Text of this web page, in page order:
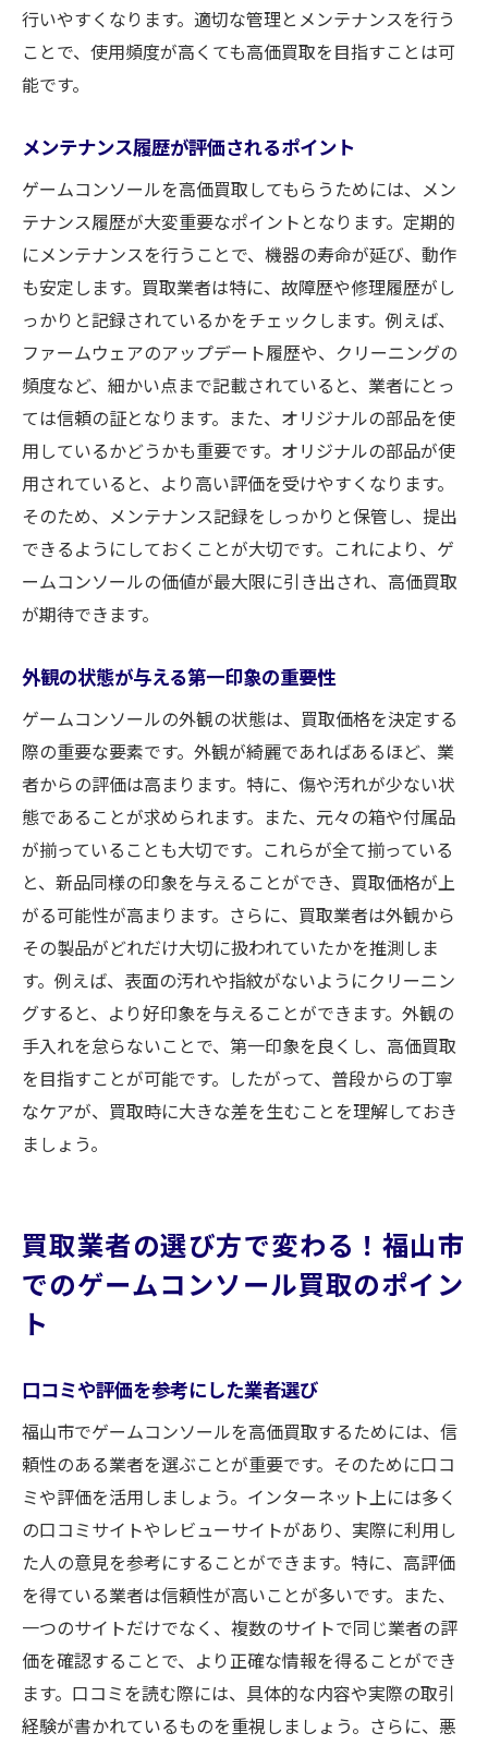
行いやすくなります。適切な管理とメンテナンスを行う
ことで、使用頻度が高くても高価買取を目指すことは可
能です。
メンテナンス履歴が評価されるポイント
ゲームコンソールを高価買取してもらうためには、メン
テナンス履歴が大変重要なポイントとなります。定期的
にメンテナンスを行うことで、機器の寿命が延び、動作
も安定します。買取業者は特に、故障歴や修理履歴がし
っかりと記録されているかをチェックします。例えば、
ファームウェアのアップデート履歴や、クリーニングの
頻度など、細かい点まで記載されていると、業者にとっ
ては信頼の証となります。また、オリジナルの部品を使
用しているかどうかも重要です。オリジナルの部品が使
用されていると、より高い評価を受けやすくなります。
そのため、メンテナンス記録をしっかりと保管し、提出
できるようにしておくことが大切です。これにより、ゲ
ームコンソールの価値が最大限に引き出され、高価買取
が期待できます。
外観の状態が与える第一印象の重要性
ゲームコンソールの外観の状態は、買取価格を決定する
際の重要な要素です。外観が綺麗であればあるほど、業
者からの評価は高まります。特に、傷や汚れが少ない状
態であることが求められます。また、元々の箱や付属品
が揃っていることも大切です。これらが全て揃っている
と、新品同様の印象を与えることができ、買取価格が上
がる可能性が高まります。さらに、買取業者は外観から
その製品がどれだけ大切に扱われていたかを推測しま
す。例えば、表面の汚れや指紋がないようにクリーニン
グすると、より好印象を与えることができます。外観の
手入れを怠らないことで、第一印象を良くし、高価買取
を目指すことが可能です。したがって、普段からの丁寧
なケアが、買取時に大きな差を生むことを理解しておき
ましょう。
買取業者の選び方で変わる！福山市
でのゲームコンソール買取のポイン
ト
口コミや評価を参考にした業者選び
福山市でゲームコンソールを高価買取するためには、信
頼性のある業者を選ぶことが重要です。そのために口コ
ミや評価を活用しましょう。インターネット上には多く
の口コミサイトやレビューサイトがあり、実際に利用し
た人の意見を参考にすることができます。特に、高評価
を得ている業者は信頼性が高いことが多いです。また、
一つのサイトだけでなく、複数のサイトで同じ業者の評
価を確認することで、より正確な情報を得ることができ
ます。口コミを読む際には、具体的な内容や実際の取引
経験が書かれているものを重視しましょう。さらに、悪